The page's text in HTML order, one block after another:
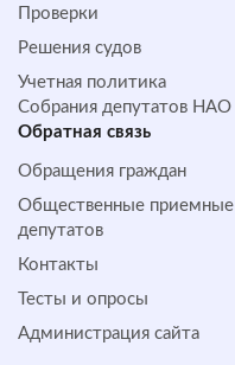
Проверки
Решения судов
Учетная политика
Собрания депутатов НАО
Обратная cвязь
Обращения граждан
Общественные приемные
депутатов
Контакты
Тесты и опросы
Администрация сайта